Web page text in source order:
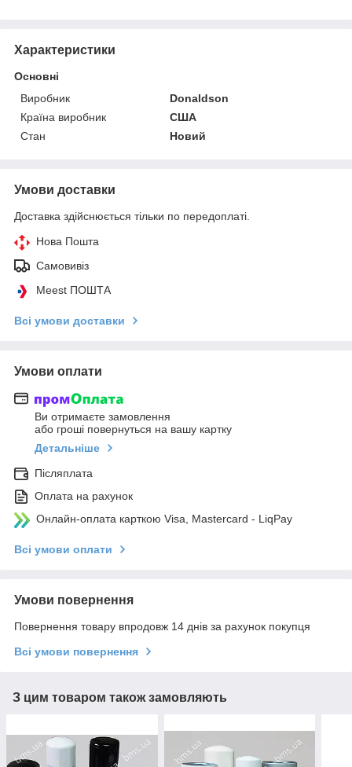
Характеристики
Основні
Виробник
Donaldson
Країна виробник
США
Стан
Новий
Умови доставки
Доставка здійснюється тільки по передоплаті.
Нова Пошта
Самовивіз
Meest ПОШТА
Всі умови доставки
Умови оплати
Ви отримаєте замовлення
або гроші повернуться на вашу картку
Детальніше
Післяплата
Оплата на рахунок
Онлайн-оплата карткою Visa, Mastercard - LiqPay
Всі умови оплати
Умови повернення
Повернення товару впродовж 14 днів за рахунок покупця
Всі умови повернення
З цим товаром також замовляють